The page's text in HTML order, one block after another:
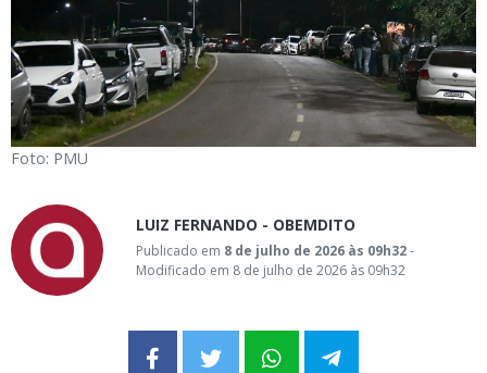
Foto: PMU
LUIZ FERNANDO - OBEMDITO
Publicado em 8 de julho de 2026 às 09h32-
Modificado em 8 de julho de 2026 às 09h32